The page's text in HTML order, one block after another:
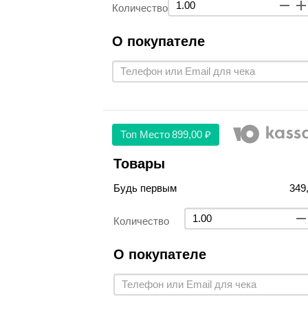
Количество
О покупателе
Топ Место 899,00 ₽
Товары
Будь первым
Количество
О покупателе